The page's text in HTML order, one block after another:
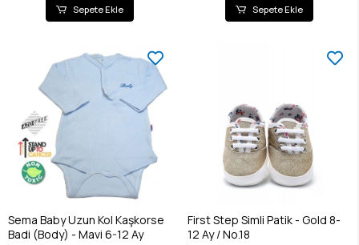
Sepete Ekle Sepete Ekle
Sema Baby Uzun Kol Kaşkorse
Badi (Body) - Mavi 6-12 Ay
First Step Simli Patik - Gold 8-
12 Ay / No.18